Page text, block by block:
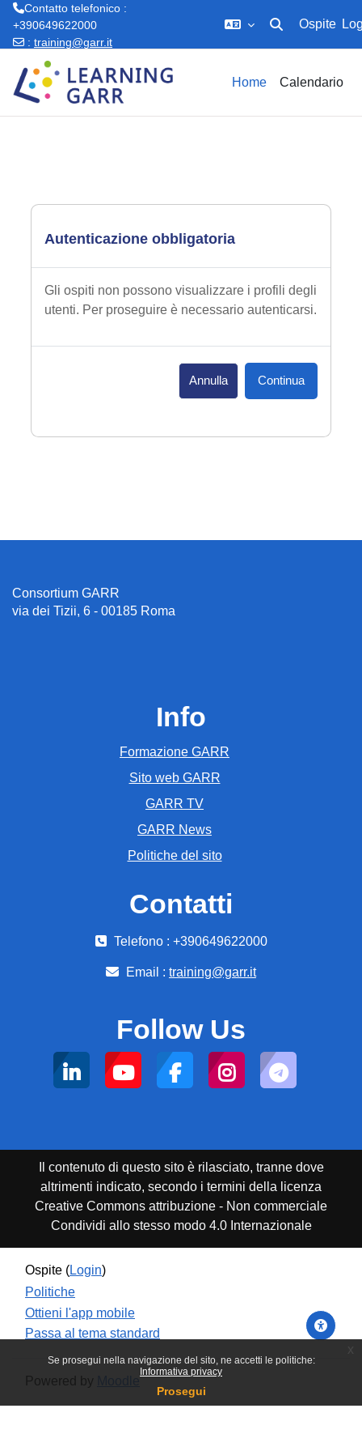
Se prosegui nella navigazione del sito, ne accetti le politiche:
Informativa privacy
Prosegui
Contatto telefonico :
+390649622000
: training@garr.it
Attiva/disattiva
Ospite
Home Calendario
Autenticazione obbligatoria
Gli ospiti non possono visualizzare i profili degli
utenti. Per proseguire è necessario autenticarsi.
Annulla Continua
Consortium GARR
via dei Tizii, 6 - 00185 Roma
Info
Formazione GARR
Sito web GARR
GARR TV
GARR News
Politiche del sito
Contatti
Telefono : +390649622000
Email : training@garr.it
Follow Us
Il contenuto di questo sito è rilasciato, tranne dove
altrimenti indicato, secondo i termini della licenza
Creative Commons attribuzione - Non commerciale
Condividi allo stesso modo 4.0 Internazionale
Ospite (Login)
Politiche
Ottieni l'app mobile
Passa al tema standard
Powered by